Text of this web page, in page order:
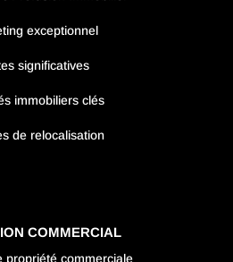
exceptionnel
significatives
immobiliers clés
de relocalisation
COMMERCIAL
propriété commerciale